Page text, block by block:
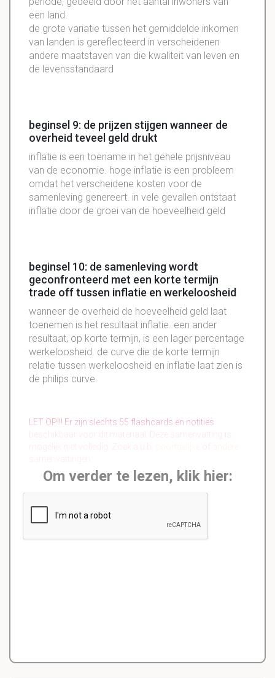
een land.
de grote variatie tussen het gemiddelde inkomen
van landen is gereflecteerd in verscheidenen
andere maatstaven van die kwaliteit van leven en
de levensstandaard
beginsel 9: de prijzen stijgen wanneer de
overheid teveel geld drukt
inflatie is een toename in het gehele prijsniveau
van de economie. hoge inflatie is een probleem
omdat het verscheidene kosten voor de
samenleving genereert. in vele gevallen ontstaat
inflatie door de groei van de hoeveelheid geld
beginsel 10: de samenleving wordt
geconfronteerd met een korte termijn
trade off tussen inflatie en werkeloosheid
wanneer de overheid de hoeveelheid geld laat
toenemen is het resultaat inflatie. een ander
resultaat, op korte termijn, is een lager percentage
werkeloosheid. de curve die de korte termijn
relatie tussen werkeloosheid en inflatie laat zien is
de philips curve.
LET OP!!! Er zijn slechts 55 flashcards en notities
beschikbaar voor dit materiaal. Deze samenvatting is
Om verder te lezen, klik hier: